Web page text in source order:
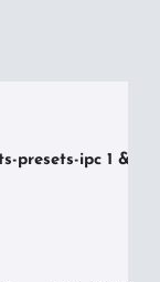
presets-ipc 1 &>/